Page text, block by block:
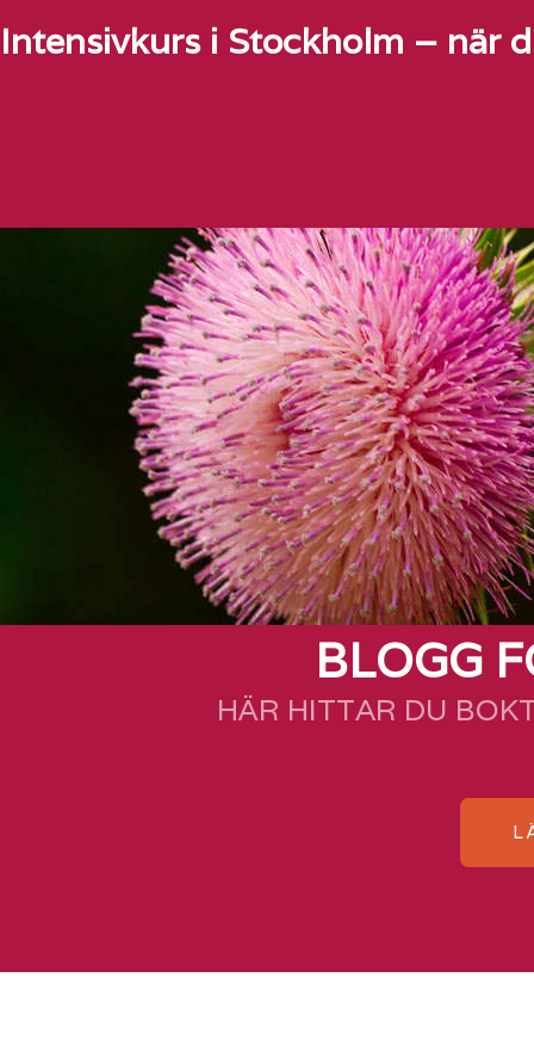
Intensivkurs i Stockholm – när
BLOGG
HÄR HITTAR DU